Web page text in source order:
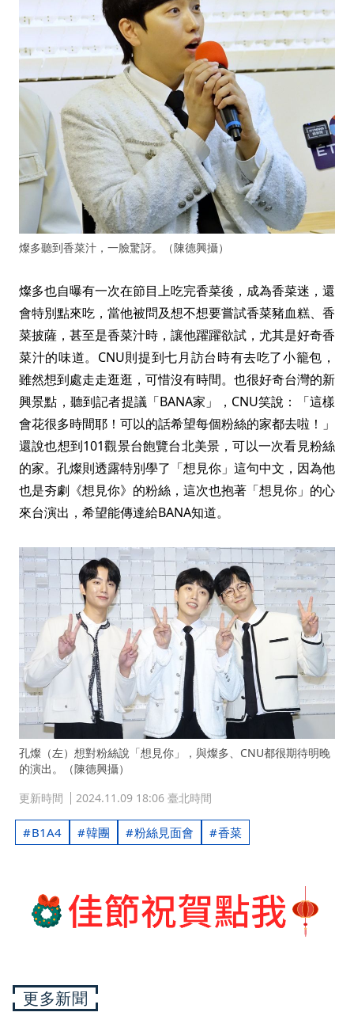
燦多聽到香菜汁，一臉驚訝。（陳德興攝）
燦多也自曝有一次在節目上吃完香菜後，成為香菜迷，還
會特別點來吃，當他被問及想不想要嘗試香菜豬血糕、香
菜披薩，甚至是香菜汁時，讓他躍躍欲試，尤其是好奇香
菜汁的味道。CNU則提到七月訪台時有去吃了小籠包，
雖然想到處走走逛逛，可惜沒有時間。也很好奇台灣的新
興景點，聽到記者提議「BANA家」，CNU笑說：「這樣
會花很多時間耶！可以的話希望每個粉絲的家都去啦！」
還說也想到101觀景台飽覽台北美景，可以一次看見粉絲
的家。孔燦則透露特別學了「想見你」這句中文，因為他
也是夯劇《想見你》的粉絲，這次也抱著「想見你」的心
來台演出，希望能傳達給BANA知道。
孔燦（左）想對粉絲說「想見你」，與燦多、CNU都很期待明晚
的演出。（陳德興攝）
更新時間
2024.11.09 18:06 臺北時間
B1A4 韓團 粉絲見面會 香菜
更多新聞